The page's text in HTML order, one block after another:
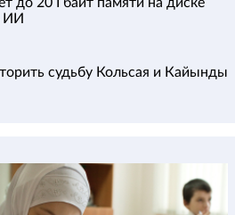
ИИ
судьбу Кольсая и Кайынды